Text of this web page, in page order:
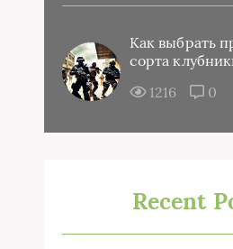
Как выбрать
сорта
1216
0
Recent